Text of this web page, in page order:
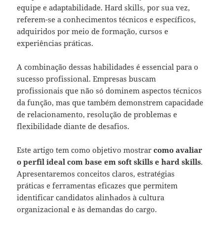
equipe e adaptabilidade. Hard skills, por sua vez,
referem-se a conhecimentos técnicos e específicos,
adquiridos por meio de formação, cursos e
experiências práticas.
A combinação dessas habilidades é essencial para o
sucesso profissional. Empresas buscam
profissionais que não só dominem aspectos técnicos
da função, mas que também demonstrem capacidade
de relacionamento, resolução de problemas e
flexibilidade diante de desafios.
Este artigo tem como objetivo mostrarcomo avaliar
o perfil ideal com base em soft skills e hard skills.
Apresentaremos conceitos claros, estratégias
práticas e ferramentas eficazes que permitem
identificar candidatos alinhados à cultura
organizacional e às demandas do cargo.